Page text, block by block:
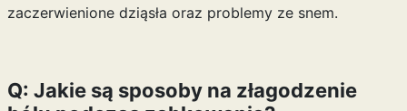
zaczerwienione dziąsła oraz problemy ze snem.
Q: Jakie są sposoby na złagodzenie